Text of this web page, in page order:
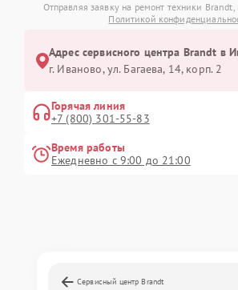
Отправляя заявку на ремонт техники Brandt,
Политикой
Адрес сервисного центра Brandt в
г. Иваново, ул. Багаева, 14, корп. 2
Горячая линия
+7 (800) 301-55-83
Время работы
Ежедневно с 9:00 до 21:00
Сервисный центр Brandt